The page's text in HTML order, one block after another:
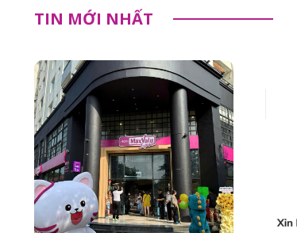
TIN MỚI NHẤT